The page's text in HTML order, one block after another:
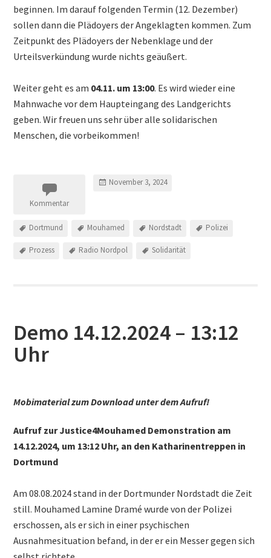
beginnen. Im darauf folgenden Termin (12. Dezember)
sollen dann die Plädoyers der Angeklagten kommen. Zum
Zeitpunkt des Plädoyers der Nebenklage und der
Urteilsverkündung wurde nichts geäußert.
Weiter geht es am 04.11. um 13:00. Es wird wieder eine
Mahnwache vor dem Haupteingang des Landgerichts
geben. Wir freuen uns sehr über alle solidarischen
Menschen, die vorbeikommen!
Kommentar
November 3, 2024
Dortmund Mouhamed Nordstadt Polizei
Prozess Radio Nordpol Solidarität
Demo 14.12.2024 – 13:12
Uhr
Mobimaterial zum Download unter dem Aufruf!
Aufruf zur Justice4Mouhamed Demonstration am
14.12.2024, um 13:12 Uhr, an den Katharinentreppen in
Dortmund
Am 08.08.2024 stand in der Dortmunder Nordstadt die Zeit
still. Mouhamed Lamine Dramé wurde von der Polizei
erschossen, als er sich in einer psychischen
Ausnahmesituation befand, in der er ein Messer gegen sich